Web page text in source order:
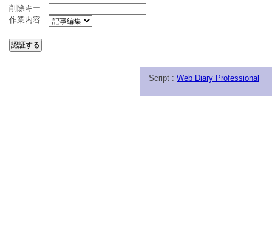
削除キー
作業内容
Script : Web Diary Professional